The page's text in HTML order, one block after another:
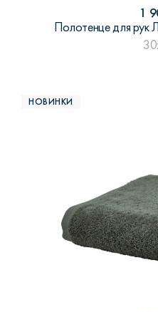
1
Полотенце для рук
НОВИНКИ